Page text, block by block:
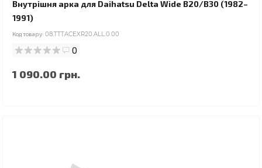
Внутрішня арка для Daihatsu Delta Wide B20/B30 (1982–
1991)
Код товару: 08.TTTACEXR20.ALL.0.00
0
1 090.00 грн.